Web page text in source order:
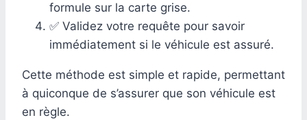
formule sur la carte grise.
✅ Validez votre requête pour savoir
immédiatement si le véhicule est assuré.
Cette méthode est simple et rapide, permettant
à quiconque de s’assurer que son véhicule est
en règle.